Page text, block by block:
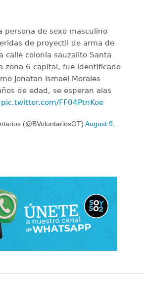
persona de sexo masculino
de proyectil de arma de
calle colonia sauzalito Santa
zona 6 capital, fue identificado
Jonatan Ismael Morales
de edad, se esperan alas
pic.twitter.com/FF04PtnKoe
(@BVoluntariosGT) August 9,